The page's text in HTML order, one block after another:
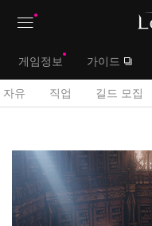
뉴
게임정보 가이드
자유 직업 길드 모집
략
판